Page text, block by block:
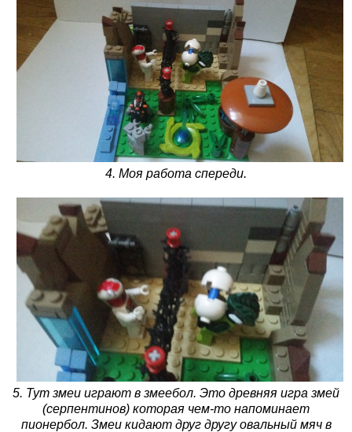
4. Моя работа спереди.
5. Тут змеи играют в змеебол. Это древняя игра змей
(серпентинов) которая чем-то напоминает
пионербол. Змеи кидают друг другу овальный мяч в